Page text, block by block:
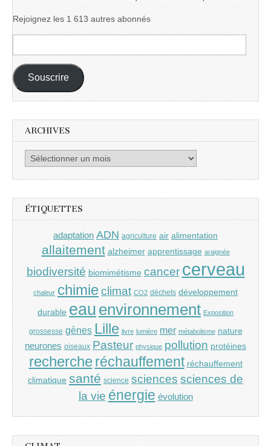
Rejoignez les 1 613 autres abonnés
e-
mail :
Souscrire
ARCHIVES
Archives
ÉTIQUETTES
adaptation ADN agriculture air alimentation
allaitement alzheimer apprentissage araignée
biodiversité biomimétisme cancer cerveau
chaleur chimieclimat CO2 déchets développement
durable eau environnement Exposition
grossesse gènes Lille livre lumière mer métabolisme nature
neurones oiseaux Pasteur physique pollution protéines
recherche réchauffement réchauffement
climatique santé science sciences sciences de
la vie énergie évolution